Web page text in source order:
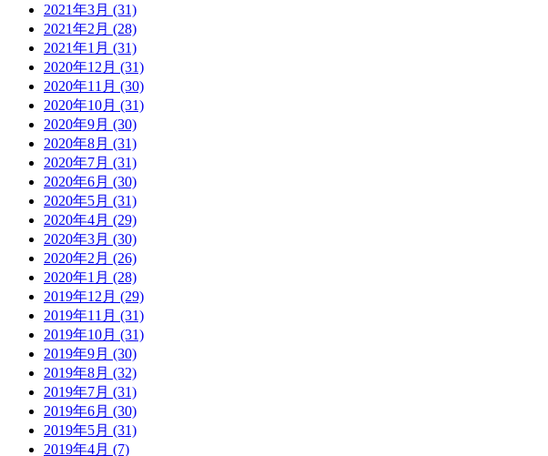
2021年3月 (31)
2021年2月 (28)
2021年1月 (31)
2020年12月 (31)
2020年11月 (30)
2020年10月 (31)
2020年9月 (30)
2020年8月 (31)
2020年7月 (31)
2020年6月 (30)
2020年5月 (31)
2020年4月 (29)
2020年3月 (30)
2020年2月 (26)
2020年1月 (28)
2019年12月 (29)
2019年11月 (31)
2019年10月 (31)
2019年9月 (30)
2019年8月 (32)
2019年7月 (31)
2019年6月 (30)
2019年5月 (31)
2019年4月 (7)